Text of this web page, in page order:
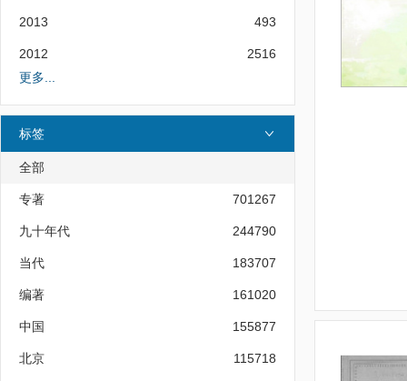
2013 493
2012
2516
更多...
标签
全部
专著 701267
九十年代 244790
当代 183707
编著 161020
中国 155877
北京 115718